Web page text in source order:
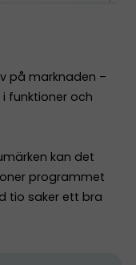
på marknaden –
funktioner och
kan det
programmet
tio saker ett bra